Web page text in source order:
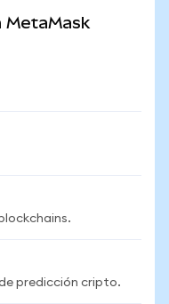
MetaMask
predicción cripto.